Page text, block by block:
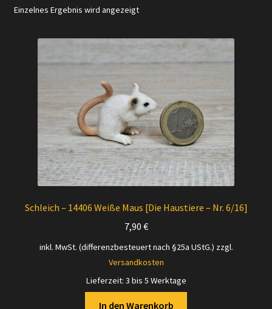
Kasse
Zahlungsarten
Widerrufsbelehrung
Datenschutzerklärung
Versand + Wichtige Infos
Einzelnes Ergebnis wird angezeigt
Schleich – 14406 Weiße Maus [Die Haustiere – Nr. 6/16]
7,90 €
inkl. MwSt. (differenzbesteuert nach §25a UStG.) zzgl.
Versandkosten
Lieferzeit: 3 bis 5 Werktage
In den Warenkorb